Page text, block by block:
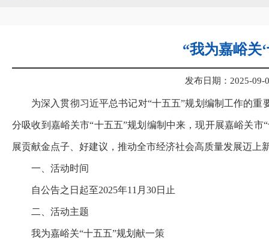
“我为嘉峪关
发布日期：2025-09-
为深入贯彻习近平总书记对“十五五”规划编制工作的
分吸收到嘉峪关市“十五五”规划编制中来，现开展嘉峪关
展贡献金点子、好建议，推动全市经济社会高质量发展迈上
一、活动时间
自公告之日起至2025年11月30日止
二、活动主题
我为嘉峪关“十五五”规划献一策